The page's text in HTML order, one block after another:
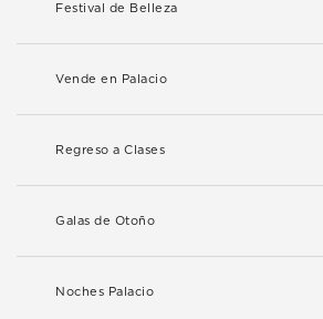
Festival de Belleza
Vende en Palacio
Regreso a Clases
Galas de Otoño
Noches Palacio